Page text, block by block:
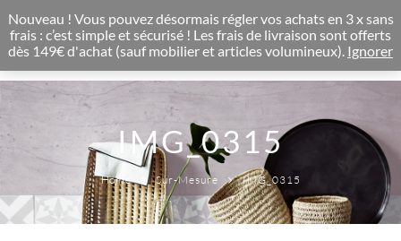
0
IMG_0315
Home Sur-Mesure IMG_0315
Nouveau ! Vous pouvez désormais régler vos achats en 3 x sans
frais : c’est simple et sécurisé ! Les frais de livraison sont offerts
dès 149€ d'achat (sauf mobilier et articles volumineux). Ignorer